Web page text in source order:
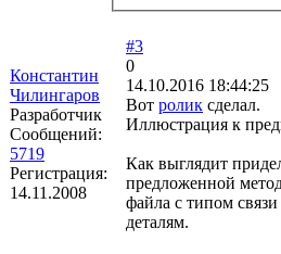
Константин
Чилингаров
Разработчик
Сообщений:
5719
Регистрация:
14.11.2008
#3
0
14.10.2016 18:44:25
Вот ролик сделал.
Иллюстрация к
Как выглядит
предложенной
файла с типом
деталям.